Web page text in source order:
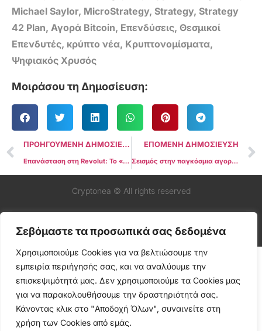
Σεβόμαστε τα προσωπικά σας δεδομένα
Χρησιμοποιούμε Cookies για να βελτιώσουμε την
εμπειρία περιήγησής σας, και να αναλύουμε την
επισκεψιμότητά μας. Δεν χρησιμοποιούμε τα Cookies μας
για να παρακολουθήσουμε την δραστηριότητά σας.
Κάνοντας κλικ στο "Αποδοχή Όλων", συναινείτε στη
χρήση των Cookies από εμάς.
Michael Saylor, MicroStrategy, Strategy, Strategy
42 Plan, Αγορά Bitcoin, Επενδύσεις, Θεσμικοί
Επενδυτές, κρύπτο νέα, Κρυπτονομίσματα,
Ψηφιακός Χρυσός
Μοιράσου τη Δημοσίευση:
ΠΡΟΗΓΟΥΜΕΝΗ ΔΗΜΟΣΙΕΥΣΗ
Επανάσταση στη Revolut: Το «κρυφό» πλάνο για το Sui που υπόσχεται παθητικό εισόδημα σε εκατομμύρια χρήστες
ΕΠΟΜΕΝΗ ΔΗΜΟΣΙΕΥΣΗ
Σεισμός στην παγκόσμια αγορά: Η ιστορική συμφωνία τραπεζών και crypto που αλλάζει τα πάντα – Τέλος στα «δωρεάν» κέρδη, έρχεται το Activity Yield
Cryptonea © All rights reserved